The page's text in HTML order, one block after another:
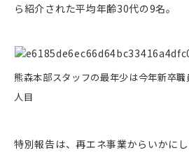
ら紹介された平均年齢30代の9名。
熊森本部スタッフの最年少は今年新卒
人目
特別報告は、再エネ事業からいかに